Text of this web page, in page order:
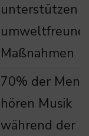
unterstützen
Maßnahmen
70% der
hören Musik
während der